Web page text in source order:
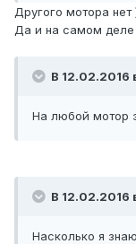
Другого мотора нет
Да и на самом деле
В 12.02.2016
На любой мотор
В 12.02.2016
Насколько я